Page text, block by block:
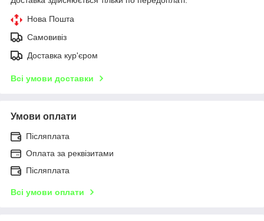
Нова Пошта
Самовивіз
Доставка кур'єром
Всі умови доставки
Умови оплати
Післяплата
Оплата за реквізитами
Післяплата
Всі умови оплати